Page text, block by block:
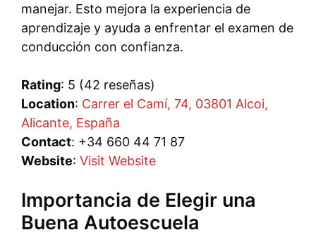
manejar. Esto mejora la experiencia de
aprendizaje y ayuda a enfrentar el examen de
conducción con confianza.
Rating: 5 (42 reseñas)
Location: Carrer el Camí, 74, 03801 Alcoi,
Alicante, España
Contact: +34 660 44 71 87
Website: Visit Website
Importancia de Elegir una
Buena Autoescuela